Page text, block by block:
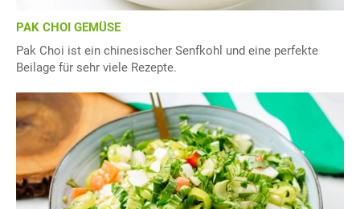
PAK CHOI GEMÜSE
Pak Choi ist ein chinesischer Senfkohl und eine perfekte
Beilage für sehr viele Rezepte.